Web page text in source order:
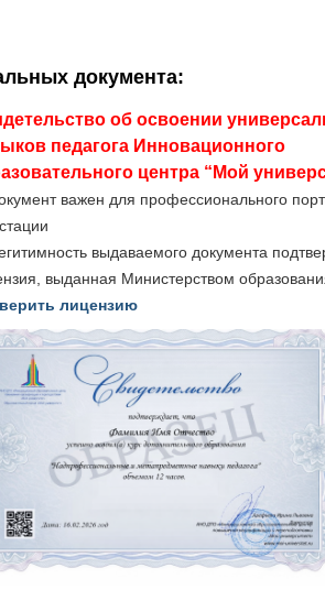
документа:
об освоении
педагога Инновационного
центра “Мой
важен для профессионального
выдаваемого документа
выданная Министерством
лицензию